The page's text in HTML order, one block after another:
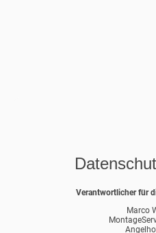
Verantwortlicher für
Marco